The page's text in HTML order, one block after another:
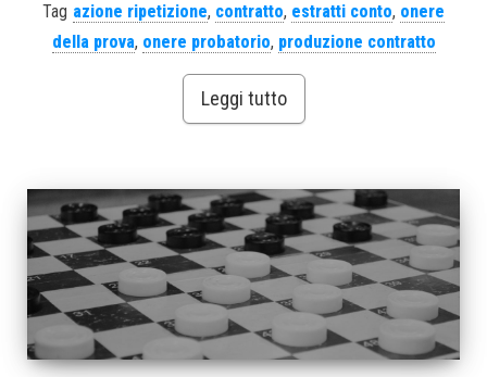
Tag azione ripetizione, contratto, estratti conto, onere
della prova, onere probatorio, produzione contratto
Leggi tutto